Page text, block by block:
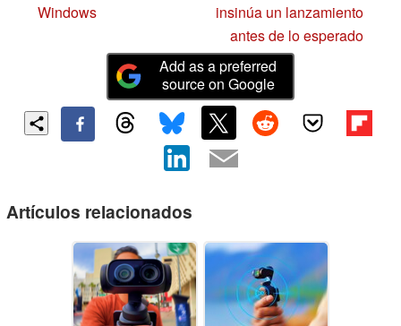
Windows
insinúa un lanzamiento
antes de lo esperado
Add as a preferred
source on Google
Artículos relacionados